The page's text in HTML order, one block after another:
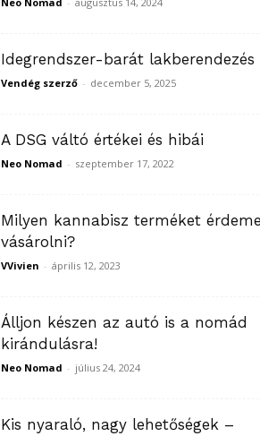
Idegrendszer-barát lakberendezés
Vendég szerző - december 5, 2025
A DSG váltó értékei és hibái
Neo Nomad - szeptember 17, 2022
Milyen kannabisz terméket
vásárolni?
VVivien - április 12, 2023
Álljon készen az autó is a nomád
kirándulásra!
Neo Nomad - július 24, 2024
Kis nyaraló, nagy lehetőségek –